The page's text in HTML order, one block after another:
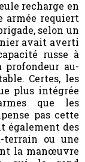
recharge en
armée requiert
selon un
avait averti
russe à
au-
Certes, les
plus intégrée
que les
pas cette
également des
terrain ou une
la manœuvre